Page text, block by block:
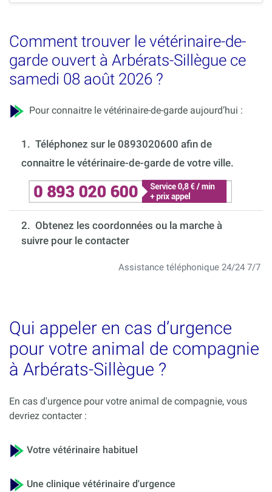
Comment trouver le vétérinaire-de-
garde ouvert à Arbérats-Sillègue ce
samedi 08 août 2026 ?
Pour connaitre le vétérinaire-de-garde aujourd’hui :
1. Téléphonez sur le 0893020600 afin de
connaitre le vétérinaire-de-garde de votre ville.
2. Obtenez les coordonnées ou la marche à
suivre pour le contacter
Assistance téléphonique 24/24 7/7
Qui appeler en cas d’urgence
pour votre animal de compagnie
à Arbérats-Sillègue ?
En cas d'urgence pour votre animal de compagnie, vous
devriez contacter :
Votre vétérinaire habituel
Une clinique vétérinaire d'urgence